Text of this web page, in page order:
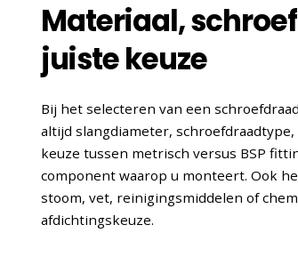
Materiaal,
juiste keuze
Bij het selecteren van een
altijd slangdiameter,
keuze tussen metrisch versus BSP
component waarop u monteert. Ook
stoom, vet, reinigingsmiddelen of
afdichtingskeuze.